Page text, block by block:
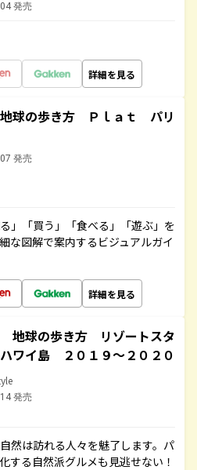
発売
詳細を見る
球の歩き方 Ｐｌａｔ パリ
発売
」「買う」「食べる」「遊ぶ」を
な図解で案内するビジュアルガイ
詳細を見る
地球の歩き方 リゾートスタ
ワイ島 ２０１９～２０２０
発売
然は訪れる人々を魅了します。パ
する自然派グルメも見逃せない！